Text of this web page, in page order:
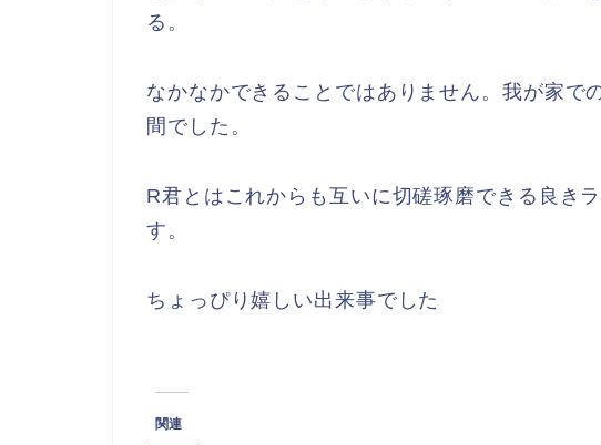
る。
なかなかできることではありません。我が家で
間でした。
R君とはこれからも互いに切磋琢磨できる良き
す。
ちょっぴり嬉しい出来事でした
関連